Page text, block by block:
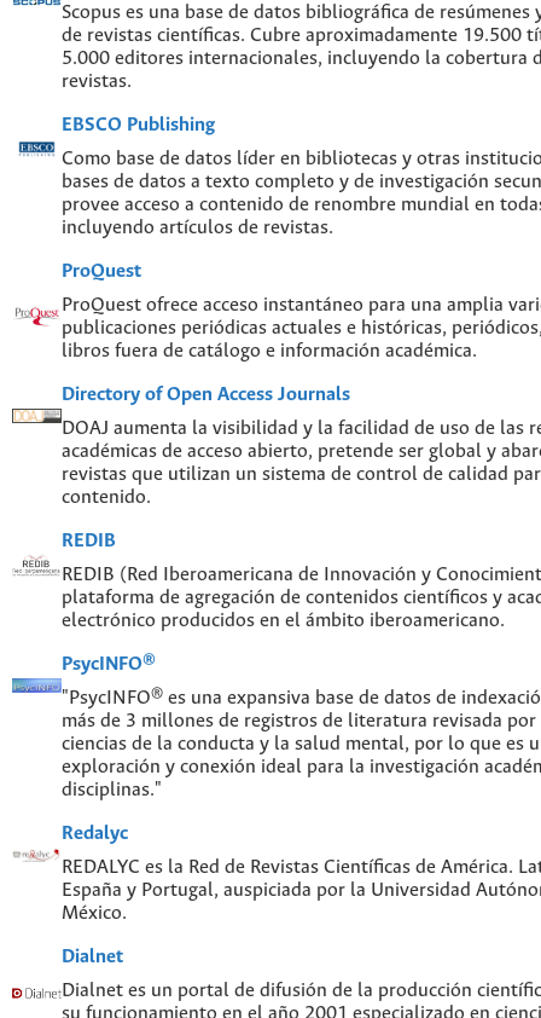
Scopus es una base de datos bibliográfica de
de revistas científicas. Cubre aproximadamente 19.500
5.000 editores internacionales, incluyendo la cobertura
revistas.
EBSCO Publishing
Como base de datos líder en bibliotecas y otras
bases de datos a texto completo y de investigación
provee acceso a contenido de renombre mundial en
incluyendo artículos de revistas.
ProQuest
ProQuest ofrece acceso instantáneo para una amplia
publicaciones periódicas actuales e históricas,
libros fuera de catálogo e información académica.
Directory of Open Access Journals
DOAJ aumenta la visibilidad y la facilidad de uso de las
académicas de acceso abierto, pretende ser global y
revistas que utilizan un sistema de control de calidad
contenido.
REDIB
REDIB (Red Iberoamericana de Innovación y
plataforma de agregación de contenidos científicos y
electrónico producidos en el ámbito iberoamericano.
PsycINFO®
"PsycINFO® es una expansiva base de datos de
más de 3 millones de registros de literatura revisada por
ciencias de la conducta y la salud mental, por lo que es
exploración y conexión ideal para la investigación
disciplinas."
Redalyc
REDALYC es la Red de Revistas Científicas de América.
España y Portugal, auspiciada por la Universidad
México.
Dialnet
Dialnet es un portal de difusión de la producción
su funcionamiento en el año 2001 especializado en